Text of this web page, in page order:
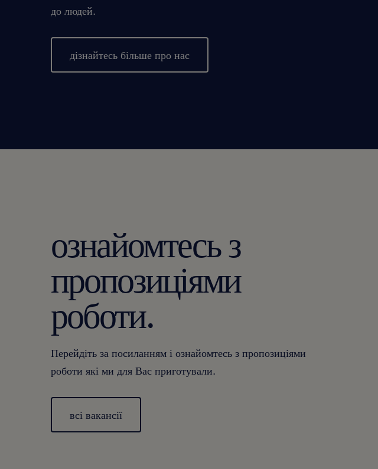
до людей.
дізнайтесь більше про нас
ознайомтесь з
пропозиціями
роботи.
Перейдіть за посиланням і ознайомтесь з пропозиціями
роботи які ми для Вас приготували.
всі вакансії